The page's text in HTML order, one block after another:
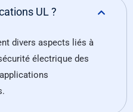
UL ?
divers aspects liés à
électrique des